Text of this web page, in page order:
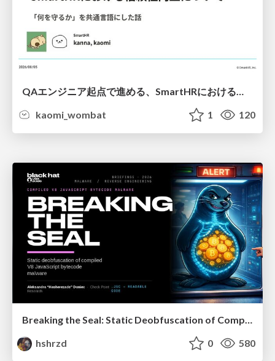
kaomi_wombat
1 120
Breaking the Seal: Static Deobfuscation of Compiled V8 JavaScript Bytecode Malware
hshrzd
0 580